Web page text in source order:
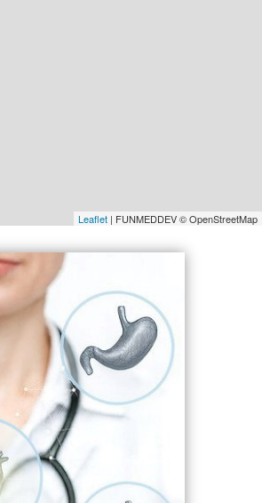
Leaflet | FUNMEDDEV © OpenStreetMap